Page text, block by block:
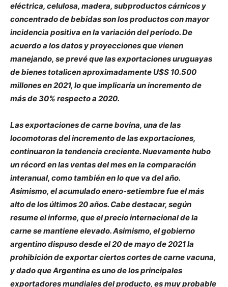
eléctrica, celulosa, madera, subproductos cárnicos y
concentrado de bebidas son los productos con mayor
incidencia positiva en la variación del período. De
acuerdo a los datos y proyecciones que vienen
manejando, se prevé que las exportaciones uruguayas
de bienes totalicen aproximadamente U$S 10.500
millones en 2021, lo que implicaría un incremento de
más de 30% respecto a 2020.
Las exportaciones de carne bovina, una de las
locomotoras del incremento de las exportaciones,
continuaron la tendencia creciente. Nuevamente hubo
un récord en las ventas del mes en la comparación
interanual, como también en lo que va del año.
Asimismo, el acumulado enero-setiembre fue el más
alto de los últimos 20 años. Cabe destacar, según
resume el informe, que el precio internacional de la
carne se mantiene elevado. Asimismo, el gobierno
argentino dispuso desde el 20 de mayo de 2021 la
prohibición de exportar ciertos cortes de carne vacuna,
y dado que Argentina es uno de los principales
exportadores mundiales del producto, es muy probable